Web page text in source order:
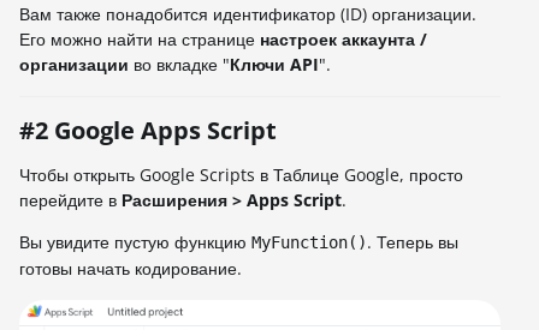
Вам также понадобится идентификатор (ID) организации.
Его можно найти на странице настроек аккаунта /
организации во вкладке "Ключи API".
#2 Google Apps Script
Чтобы открыть Google Scripts в Таблице Google, просто
перейдите в Расширения > Apps Script.
Вы увидите пустую функцию MyFunction(). Теперь вы
готовы начать кодирование.